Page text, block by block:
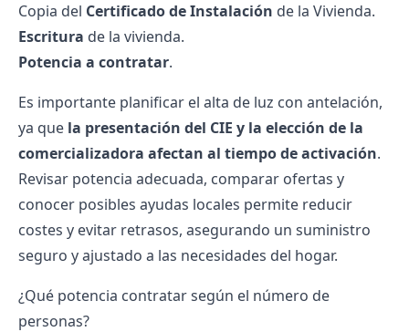
Copia del Certificado de Instalación de la Vivienda.
Escritura de la vivienda.
Potencia a contratar.
Es importante planificar el alta de luz con antelación,
ya que la presentación del CIE y la elección de la
comercializadora afectan al tiempo de activación.
Revisar potencia adecuada, comparar ofertas y
conocer posibles ayudas locales permite reducir
costes y evitar retrasos, asegurando un suministro
seguro y ajustado a las necesidades del hogar.
¿Qué potencia contratar según el número de
personas?